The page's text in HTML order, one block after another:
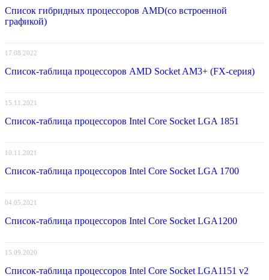
Список гибридных процессоров AMD(со встроенной
графикой)
17.08.2022
Список-таблица процессоров AMD Socket AM3+ (FX-серия)
15.11.2021
Список-таблица процессоров Intel Core Socket LGA 1851
10.11.2021
Список-таблица процессоров Intel Core Socket LGA 1700
04.05.2021
Список-таблица процессоров Intel Core Socket LGA1200
15.09.2020
Список-таблица процессоров Intel Core Socket LGA1151 v2